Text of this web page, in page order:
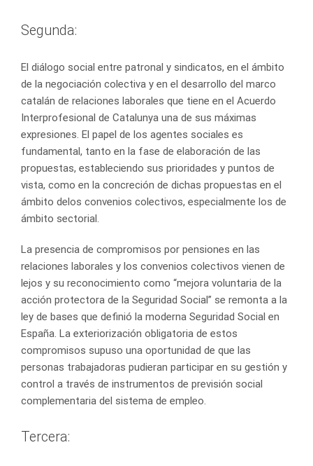
Segunda:
El diálogo social entre patronal y sindicatos, en el ámbito
de la negociación colectiva y en el desarrollo del marco
catalán de relaciones laborales que tiene en el Acuerdo
Interprofesional de Catalunya una de sus máximas
expresiones. El papel de los agentes sociales es
fundamental, tanto en la fase de elaboración de las
propuestas, estableciendo sus prioridades y puntos de
vista, como en la concreción de dichas propuestas en el
ámbito delos convenios colectivos, especialmente los de
ámbito sectorial.
La presencia de compromisos por pensiones en las
relaciones laborales y los convenios colectivos vienen de
lejos y su reconocimiento como “mejora voluntaria de la
acción protectora de la Seguridad Social” se remonta a la
ley de bases que definió la moderna Seguridad Social en
España. La exteriorización obligatoria de estos
compromisos supuso una oportunidad de que las
personas trabajadoras pudieran participar en su gestión y
control a través de instrumentos de previsión social
complementaria del sistema de empleo.
Tercera: